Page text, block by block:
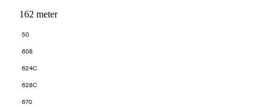
162 meter
50
608
624C
628C
670